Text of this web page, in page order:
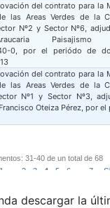
del contrato para la
las Areas Verdes de la
Nº2 y Sector Nº6,
Paisajismo
0, por el periódo de
del contrato para la
las Areas Verdes de la
Nº1 y Sector Nº3,
Oteiza Pérez, por el
31-40 de un total de 68
1 2 3 4 5 6 7
descargar la